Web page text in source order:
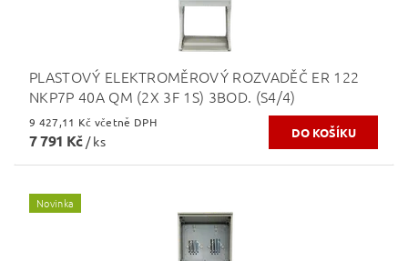
PLASTOVÝ ELEKTROMĚROVÝ ROZVADĚČ ER 122
NKP7P 40A QM (2X 3F 1S) 3BOD. (S4/4)
9 427,11 Kč včetně DPH
7 791 Kč / ks
Novinka